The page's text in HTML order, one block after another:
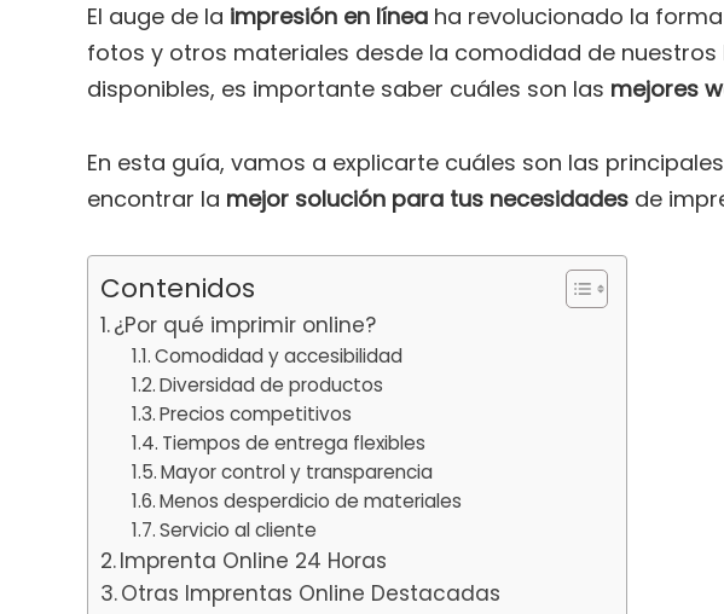
El auge de la impresión en línea ha revolucionado la
fotos y otros materiales desde la comodidad de
disponibles, es importante saber cuáles son las mejores
En esta guía, vamos a explicarte cuáles son las
encontrar la mejor solución para tus necesidades de
Contenidos
¿Por qué imprimir online?
Comodidad y accesibilidad
Diversidad de productos
Precios competitivos
Tiempos de entrega flexibles
Mayor control y transparencia
Menos desperdicio de materiales
Servicio al cliente
Imprenta Online 24 Horas
Otras Imprentas Online Destacadas